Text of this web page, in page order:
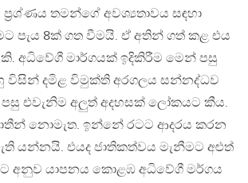
තමන්ගේ අවශ්‍යතාවය සඳහා
පැය 8ක් ගත වීමයි. ඒ අතින් ගත් කළ එය
අධිවේගී මාර්ගයක් ඉදිකිරීම මෙන් පසු
විසින් දමිළ විමුක්ති අරගලය සන්නද්ධව
පසු එවැනිම අලුත් අදහසක් ලෝකයට කීය.
නොමැත. ඉන්නේ රටට ආදරය කරන
යන්නයි. එයද ජාතිකත්වය මැනීමට අළුත්
අනුව යාපනය කොළඹ අධිවේගී මර්ගය